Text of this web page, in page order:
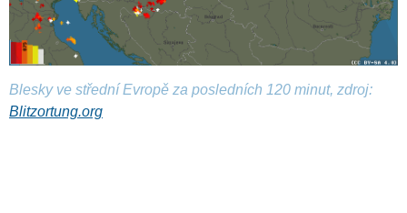
Blesky ve střední Evropě za posledních 120 minut, zdroj:
Blitzortung.org